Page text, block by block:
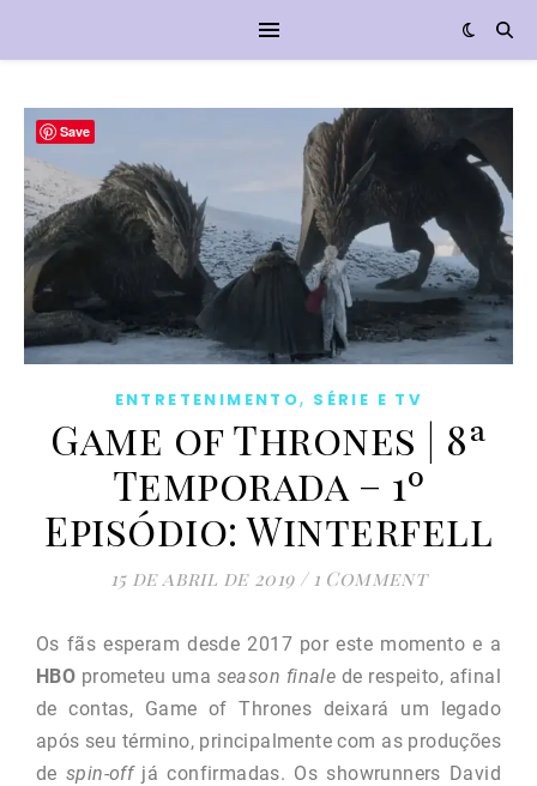
ENTRETENIMENTO, SÉRIE E TV
Game of Thrones | 8ª
Temporada – 1º
Episódio: Winterfell
15 de abril de 2019 / 1 Comment
Os fãs esperam desde 2017 por este momento e a
HBO prometeu uma season finale de respeito, afinal
de contas, Game of Thrones deixará um legado
após seu término, principalmente com as produções
de spin-offjá confirmadas. Os showrunners David
Save